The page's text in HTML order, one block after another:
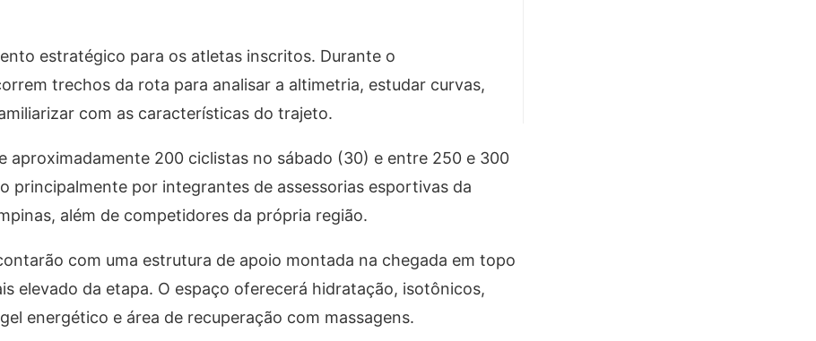
estratégico para os atletas inscritos. Durante o
trechos da rota para analisar a altimetria, estudar curvas,
com as características do trajeto.
aproximadamente 200 ciclistas no sábado (30) e entre 250 e 300
principalmente por integrantes de assessorias esportivas da
além de competidores da própria região.
com uma estrutura de apoio montada na chegada em topo
elevado da etapa. O espaço oferecerá hidratação, isotônicos,
energético e área de recuperação com massagens.